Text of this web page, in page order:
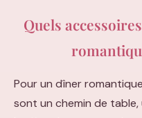
Quels
Pour un dîner
sont un chemin de table,